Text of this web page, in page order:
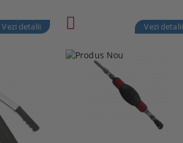
Vezi detalii Vezi detalii